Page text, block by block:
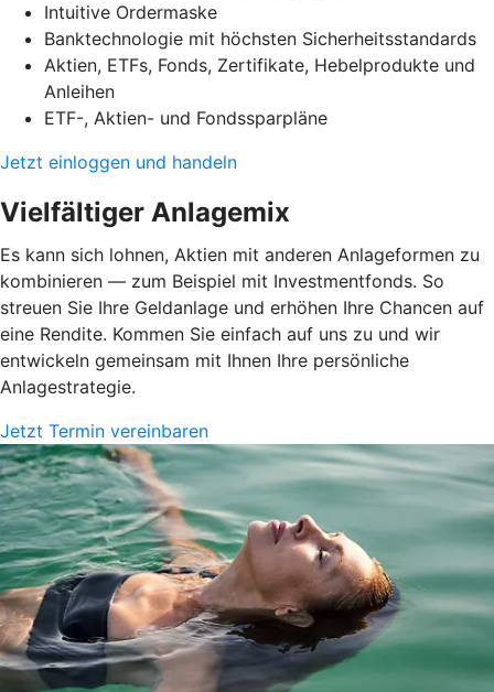
Intuitive Ordermaske
Banktechnologie mit höchsten Sicherheitsstandards
Aktien, ETFs, Fonds, Zertifikate, Hebelprodukte und
Anleihen
ETF-, Aktien- und Fondssparpläne
Jetzt einloggen und handeln
Vielfältiger Anlagemix
Es kann sich lohnen, Aktien mit anderen Anlageformen zu
kombinieren — zum Beispiel mit Investmentfonds. So
streuen Sie Ihre Geldanlage und erhöhen Ihre Chancen auf
eine Rendite. Kommen Sie einfach auf uns zu und wir
entwickeln gemeinsam mit Ihnen Ihre persönliche
Anlagestrategie.
Jetzt Termin vereinbaren